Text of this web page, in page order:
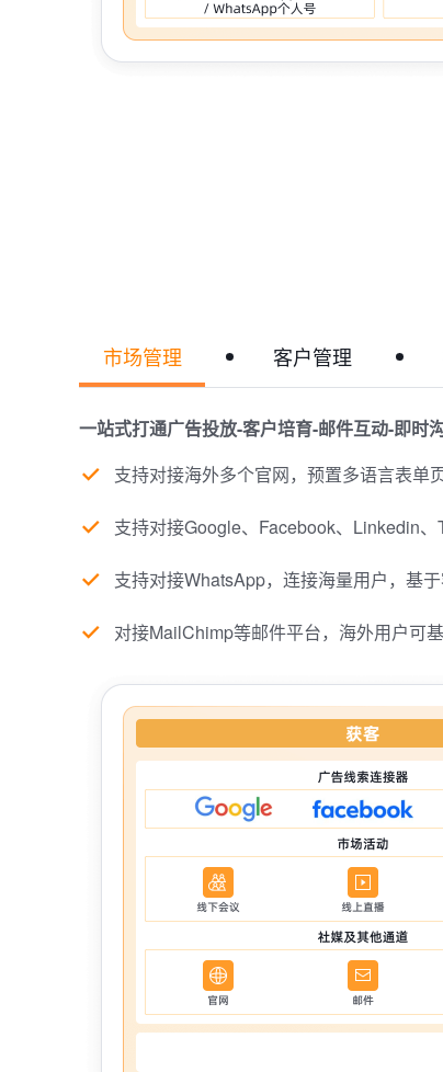
市场管理 客户管理
一站式打通广告投放-客户培育-邮件互动-即时
支持对接海外多个官网，预置多语言表单
支持对接Google、Facebook、Linkedin
支持对接WhatsApp，连接海量用户，基
对接MailChimp等邮件平台，海外用户可